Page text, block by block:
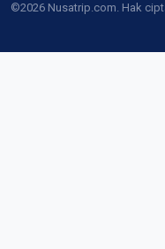
©2026 Nusatrip.com. Hak